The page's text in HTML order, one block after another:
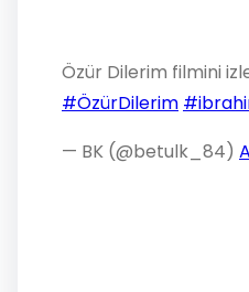
Özür Dilerim filmini
#ÖzürDilerim
— BK (@betulk_84)